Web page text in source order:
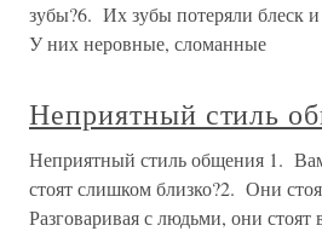
зубы?6. Их зубы потеряли блеск
У них неровные, сломанные
Неприятный стиль
Неприятный стиль общения 1.
стоят слишком близко?2. Они
Разговаривая с людьми, они стоят